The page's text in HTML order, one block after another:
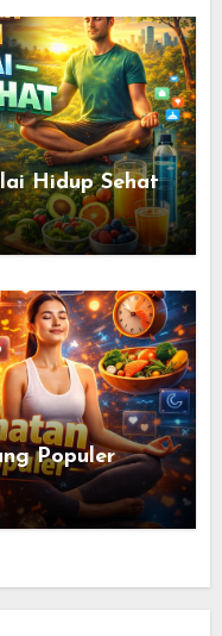
Hidup Sehat
Populer